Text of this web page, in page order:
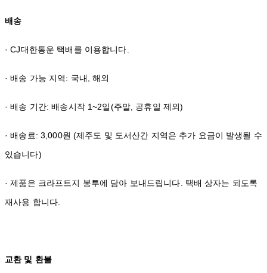
배송
· CJ대한통운 택배를 이용합니다.
· 배송 가능 지역: 국내, 해외
· 배송 기간: 배송시작 1~2일(주말, 공휴일 제외)
· 배송료: 3,000원 (제주도 및 도서산간 지역은 추가 요금이 발생될 수
있습니다)
· 제품은 크라프트지 봉투에 담아 보내드립니다. 택배 상자는 되도록
재사용 합니다.
교환 및 환불